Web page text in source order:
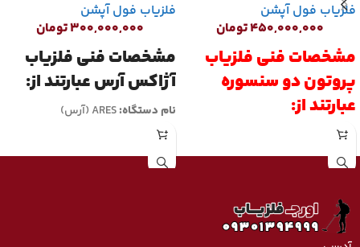
فلزیاب فول آپشن
۴۵۰,۰۰۰,۰۰۰تومان
مشخصات فنی فلزیاب
پروتون دو سنسوره
عبارتند از:
نوع رادار فرکانس مدوله شده موج
پیوسته فرکانس
تعداد سنسورها ۲ ولتاژ
GPS مودم دقت سانتی متر
عمق بررسی (حداکثر) ۵۰ متر
فلزیاب فول آپشن
۳۰۰,۰۰۰,۰۰۰تومان
مشخصات فنی فلزیاب
آژاکس آرس عبارتند از:
نام دستگاه:
ساخت کشور:
کاربرد:
تماس تلفنی
09197977377